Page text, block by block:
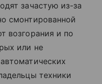
зачастую из-за
смонтированной
возгорания и по
или не
техники